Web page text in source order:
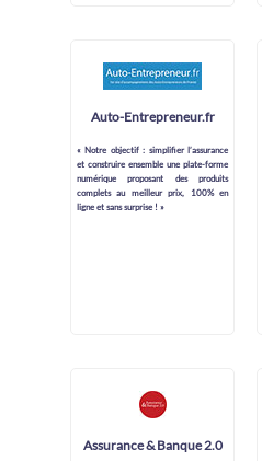
Auto-Entrepreneur.fr
« Notre objectif : simplifier l’assurance
et construire ensemble une plate-forme
numérique proposant des produits
complets au meilleur prix, 100% en
ligne et sans surprise ! »
Assurance & Banque 2.0